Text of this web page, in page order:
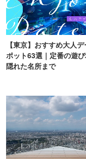
【東京】おすすめ大人
ポット63選｜定番の遊
隠れた名所まで